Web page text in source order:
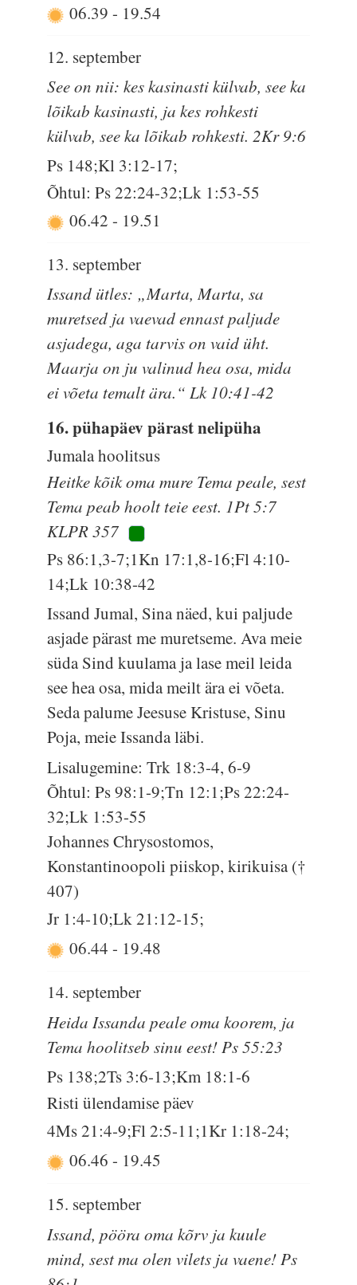
06.39 - 19.54
12. september
See on nii: kes kasinasti külvab, see ka
lõikab kasinasti, ja kes rohkesti
külvab, see ka lõikab rohkesti. 2Kr 9:6
Ps 148;Kl 3:12-17;
Õhtul: Ps 22:24-32;Lk 1:53-55
06.42 - 19.51
13. september
Issand ütles: „Marta, Marta, sa
muretsed ja vaevad ennast paljude
asjadega, aga tarvis on vaid üht.
Maarja on ju valinud hea osa, mida
ei võeta temalt ära.“ Lk 10:41-42
16. pühapäev pärast nelipüha
Jumala hoolitsus
Heitke kõik oma mure Tema peale, sest
Tema peab hoolt teie eest. 1Pt 5:7
KLPR 357
Ps 86:1,3-7;1Kn 17:1,8-16;Fl 4:10-
14;Lk 10:38-42
Issand Jumal, Sina näed, kui paljude
asjade pärast me muretseme. Ava meie
süda Sind kuulama ja lase meil leida
see hea osa, mida meilt ära ei võeta.
Seda palume Jeesuse Kristuse, Sinu
Poja, meie Issanda läbi.
Lisalugemine: Trk 18:3-4, 6-9
Õhtul: Ps 98:1-9;Tn 12:1;Ps 22:24-
32;Lk 1:53-55
Johannes Chrysostomos,
Konstantinoopoli piiskop, kirikuisa (†
407)
Jr 1:4-10;Lk 21:12-15;
06.44 - 19.48
14. september
Heida Issanda peale oma koorem, ja
Tema hoolitseb sinu eest! Ps 55:23
Ps 138;2Ts 3:6-13;Km 18:1-6
Risti ülendamise päev
4Ms 21:4-9;Fl 2:5-11;1Kr 1:18-24;
06.46 - 19.45
15. september
Issand, pööra oma kõrv ja kuule
mind, sest ma olen vilets ja vaene! Ps